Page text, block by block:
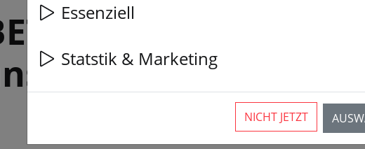
Whoop
Essenziell
Statstik & Marketing
NICHT JETZT